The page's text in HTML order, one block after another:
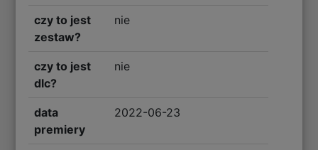
czy to jest
zestaw?
nie
czy to jest
dlc?
nie
data
premiery
2022-06-23